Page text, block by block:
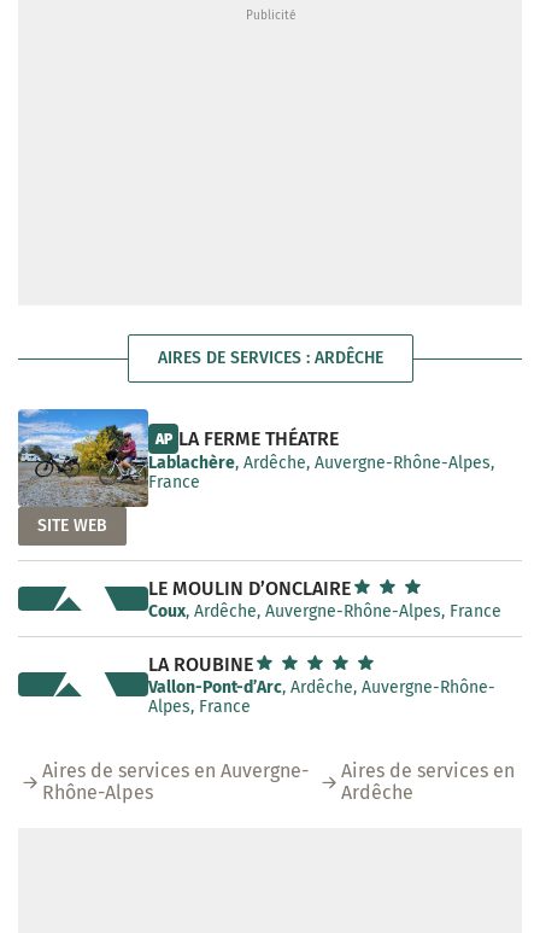
AIRES DE SERVICES : ARDÊCHE
AP LA FERME THÉATRE
Lablachère, Ardêche, Auvergne-Rhône-Alpes,
France
SITE WEB
LE MOULIN D’ONCLAIRE
Coux, Ardêche, Auvergne-Rhône-Alpes, France
LA ROUBINE
Vallon-Pont-d’Arc, Ardêche, Auvergne-Rhône-
Alpes, France
Aires de services en Auvergne-
Rhône-Alpes
Aires de services en
Ardêche